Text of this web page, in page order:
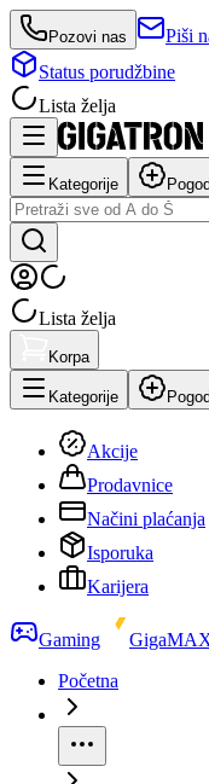
Pozovi nas
Piši
Status porudžbine
Lista želja
Kategorije
Lista želja
Korpa
Kategorije
Akcije
Prodavnice
Načini plaćanja
Isporuka
Karijera
Gaming
Početna